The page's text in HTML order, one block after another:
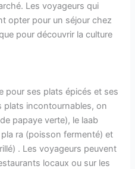
Les voyageurs qui
opter pour un séjour chez
pour découvrir la culture
pour ses plats épicés et ses
plats incontournables, on
papaye verte), le laab
ra (poisson fermenté) et
. Les voyageurs peuvent
locaux ou sur les